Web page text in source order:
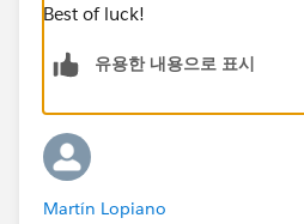
Best of luck!
유용한 내용으로 표시
Martín Lopiano